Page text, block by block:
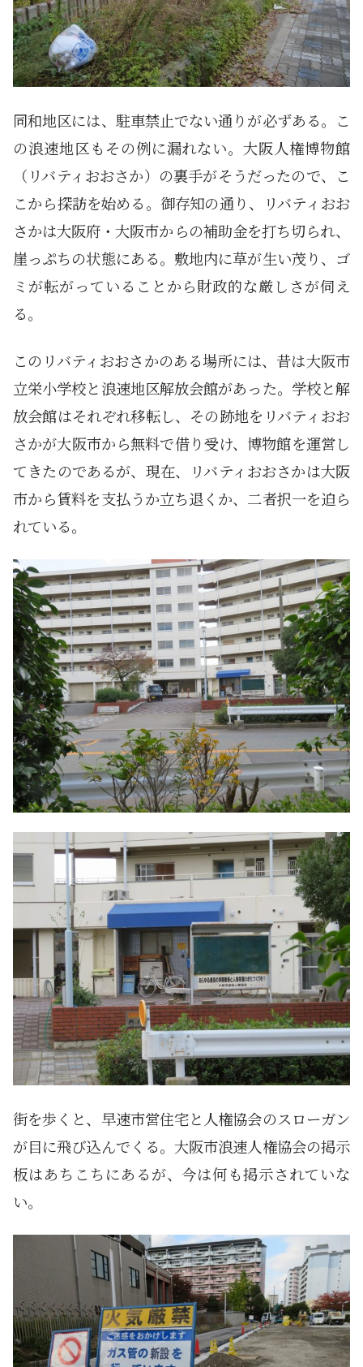
同和地区には、駐車禁止でない通りが必ずある。こ
の浪速地区もその例に漏れない。大阪人権博物館
（リバティおおさか）の裏手がそうだったので、こ
こから探訪を始める。御存知の通り、リバティおお
さかは大阪府・大阪市からの補助金を打ち切られ、
崖っぷちの状態にある。敷地内に草が生い茂り、ゴ
ミが転がっていることから財政的な厳しさが伺え
る。
このリバティおおさかのある場所には、昔は大阪市
立栄小学校と浪速地区解放会館があった。学校と解
放会館はそれぞれ移転し、その跡地をリバティおお
さかが大阪市から無料で借り受け、博物館を運営し
てきたのであるが、現在、リバティおおさかは大阪
市から賃料を支払うか立ち退くか、二者択一を迫ら
れている。
街を歩くと、早速市営住宅と人権協会のスローガン
が目に飛び込んでくる。大阪市浪速人権協会の掲示
板はあちこちにあるが、今は何も掲示されていな
い。